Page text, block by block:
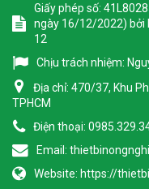
Giấy phép số:
ngày 16/12/2022) bởi
12
Chịu trách nhiệm:
Địa chỉ: 470/37, Khu
TPHCM
Điện thoại:
Email:
Website: https://